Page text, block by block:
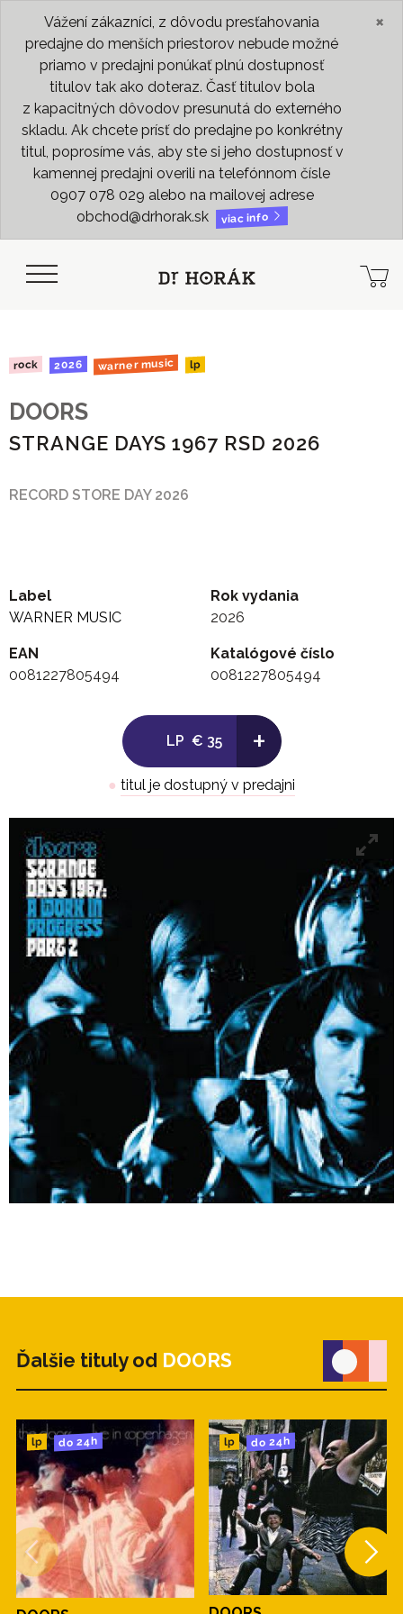
Vážení zákazníci, z dôvodu presťahovania
predajne do menších priestorov nebude možné
priamo v predajni ponúkať plnú dostupnosť
titulov tak ako doteraz. Časť titulov bola
z kapacitných dôvodov presunutá do externého
skladu. Ak chcete prísť do predajne po konkrétny
titul, poprosíme vás, aby ste si jeho dostupnosť v
kamennej predajni overili na telefónnom čísle
0907 078 029 alebo na mailovej adrese
obchod@drhorak.sk
viac info
×
rock 2026 warner music lp
DOORS
STRANGE DAYS 1967 RSD 2026
RECORD STORE DAY 2026
Label
WARNER MUSIC
Rok vydania
2026
EAN
0081227805494
Katalógové číslo
0081227805494
LP € 35 +
● titul je dostupný v predajni
Ďalšie tituly od DOORS
lp do 24h lp do 24h